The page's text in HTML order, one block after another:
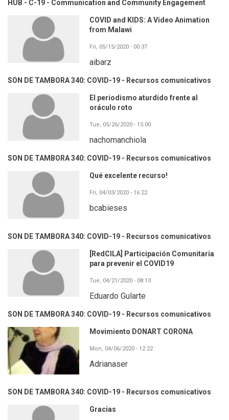
HUB - C-19 - Communication and Community Engagement
COVID and KIDS: A Video Animation
from Malawi
Fri, 05/15/2020 - 00:37
aibarz
SON DE TAMBORA 340: COVID-19 - Recursos comunicativos
El periodismo aturdido frente al
oráculo roto
Tue, 05/26/2020 - 15:00
nachomanchiola
SON DE TAMBORA 340: COVID-19 - Recursos comunicativos
Qué excelente recurso!
Fri, 04/03/2020 - 16:22
bcabieses
SON DE TAMBORA 340: COVID-19 - Recursos comunicativos
[RedCILA] Participación Comunitaria
para prevenir el COVID19
Tue, 04/21/2020 - 08:13
Eduardo Gularte
SON DE TAMBORA 340: COVID-19 - Recursos comunicativos
Movimiento DONART CORONA
Mon, 04/06/2020 - 12:22
Adrianaser
SON DE TAMBORA 340: COVID-19 - Recursos comunicativos
Gracias